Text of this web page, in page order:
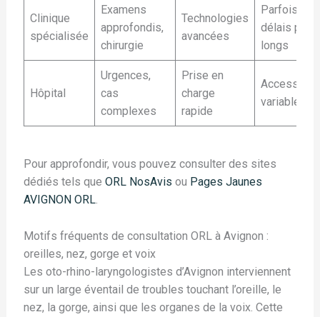
Clinique
spécialisée
Examens
approfondis,
chirurgie
Technologies
avancées
Parfois
délais plus
longs
Hôpital
Urgences,
cas
complexes
Prise en
charge
rapide
variable
Pour approfondir, vous pouvez consulter des sites
dédiés tels que ORL NosAvis ou Pages Jaunes
AVIGNON ORL.
Motifs fréquents de consultation ORL à Avignon :
oreilles, nez, gorge et voix
Les oto-rhino-laryngologistes d’Avignon interviennent
sur un large éventail de troubles touchant l’oreille, le
nez, la gorge, ainsi que les organes de la voix. Cette